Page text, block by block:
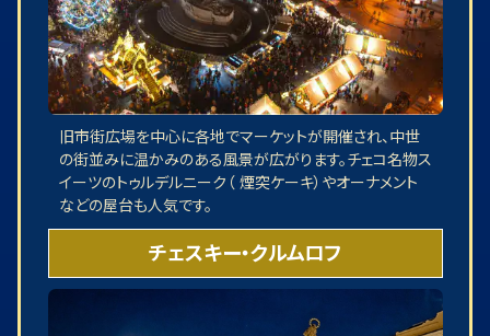
旧市街広場を中心に各地でマーケットが開催され、中世
の街並みに温かみのある風景が広がります。チェコ名物ス
イーツのトゥルデルニーク（ 煙突ケーキ）やオーナメント
などの屋台も人気です。
チェスキー・クルムロフ